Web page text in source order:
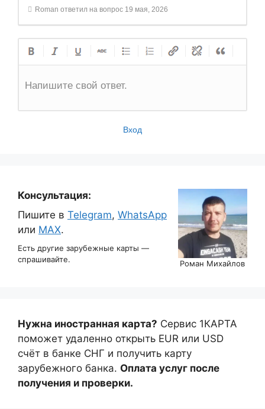
Roman ответил на вопрос 19 мая, 2026
Напишите свой ответ.
Вход
Консультация:
Пишите в Telegram, WhatsApp
или MAX.
Есть другие зарубежные карты —
спрашивайте.
Роман Михайлов
Нужна иностранная карта? Сервис 1КАРТА
поможет удаленно открыть EUR или USD
счёт в банке СНГ и получить карту
зарубежного банка. Оплата услуг после
получения и проверки.